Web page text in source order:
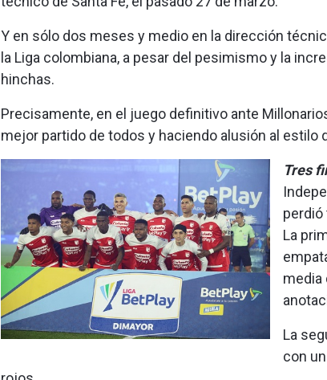
Y en sólo dos meses y medio en la dirección
la Liga colombiana, a pesar del pesimismo y la
hinchas.
Precisamente, en el juego definitivo ante
mejor partido de todos y haciendo alusión al estilo
Tres
perdió
La
media
La
con